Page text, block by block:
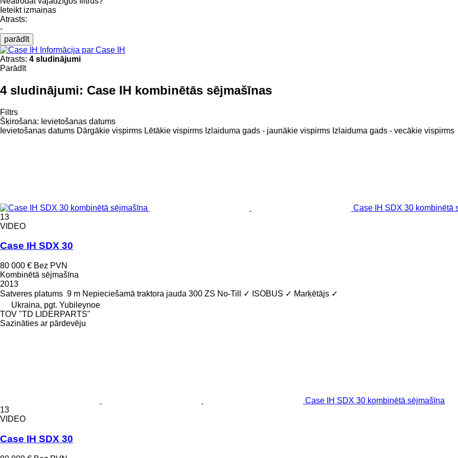
Ieteikt izmaiņas
Atrasts:
-
parādīt
Informācija par Case IH
Atrasts: 4 sludinājumi
Parādīt
4 sludinājumi: Case IH kombinētās sējmašīnas
Filtrs
Šķirošana: Ievietošanas datums
Ievietošanas datums Dārgākie vispirms Lētākie vispirms Izlaiduma gads - jaunākie vispirms Izlaiduma gads - vecākie vispirms
Case IH SDX 30 kombinētā
13
VIDEO
Case IH SDX 30
80 000 € Bez PVN
Kombinētā sējmašīna
2013
Satveres platums 9 m Nepieciešamā traktora jauda 300 ZS No-Till ✓ ISOBUS ✓ Marķētājs ✓
Ukraina, pgt. Yubileynoe
TOV "TD LIDERPARTS"
Sazināties ar pārdevēju
Case IH SDX 30 kombinētā sējmašīna
13
VIDEO
Case IH SDX 30